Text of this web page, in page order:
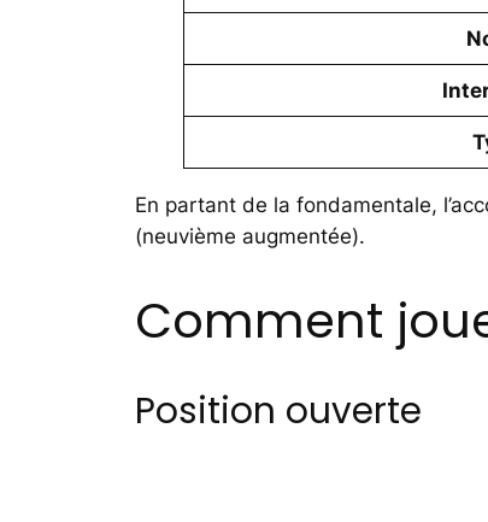
En partant de la fondamentale,
(neuvième augmentée).
Comment
Position ouverte